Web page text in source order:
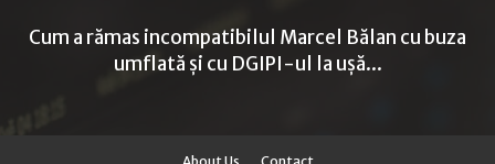
Cum a rămas incompatibilul Marcel Bălan cu buza
umflată și cu DGIPI-ul la ușă...